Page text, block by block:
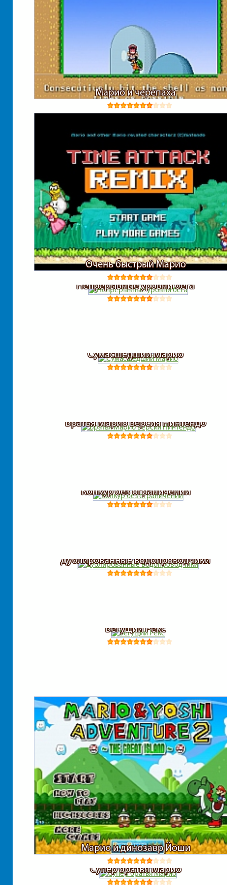
Марио и черепаха
Очень быстрый Марио
Непрерывные уровни бега
Сумасшедший Марио
Братья Марио версия Нинтендо
Конкур без ограничений
Дублированные водопроводчики
Бегущий Рекс
Марио и динозавр Йоши
Супер братья Марио